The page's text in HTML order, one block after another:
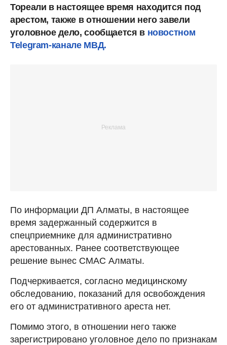
Тореали в настоящее время находится под
арестом, также в отношении него завели
уголовное дело, сообщается в новостном
Telegram-канале МВД.
По информации ДП Алматы, в настоящее
время задержанный содержится в
спецприемнике для административно
арестованных. Ранее соответствующее
решение вынес СМАС Алматы.
Подчеркивается, согласно медицинскому
обследованию, показаний для освобождения
его от административного ареста нет.
Помимо этого, в отношении него также
зарегистрировано уголовное дело по признакам